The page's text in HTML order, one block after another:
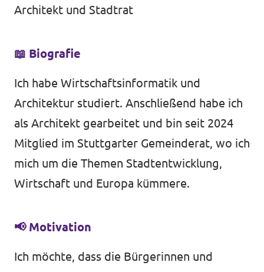
Architekt und Stadtrat
📖 Biografie
Ich habe Wirtschaftsinformatik und
Architektur studiert. Anschließend habe ich
als Architekt gearbeitet und bin seit 2024
Mitglied im Stuttgarter Gemeinderat, wo ich
mich um die Themen Stadtentwicklung,
Wirtschaft und Europa kümmere.
📢 Motivation
Ich möchte, dass die Bürgerinnen und